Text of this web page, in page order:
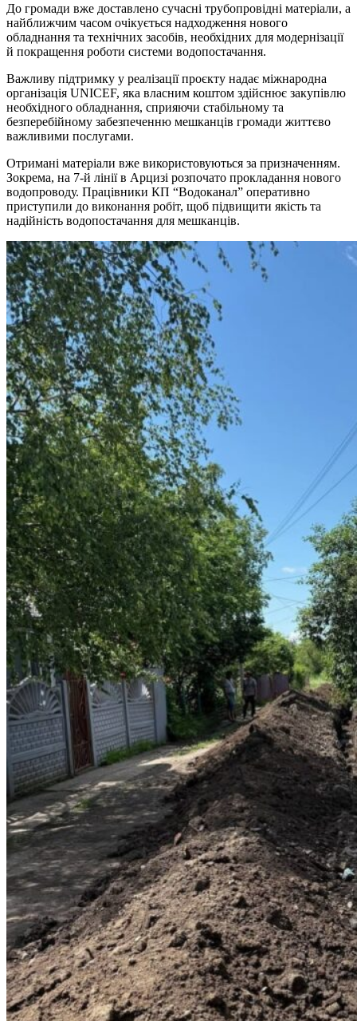
До громади вже доставлено сучасні трубопровідні матеріали, а
найближчим часом очікується надходження нового
обладнання та технічних засобів, необхідних для модернізації
й покращення роботи системи водопостачання.
Важливу підтримку у реалізації проєкту надає міжнародна
організація UNICEF, яка власним коштом здійснює закупівлю
необхідного обладнання, сприяючи стабільному та
безперебійному забезпеченню мешканців громади життєво
важливими послугами.
Отримані матеріали вже використовуються за призначенням.
Зокрема, на 7-й лінії в Арцизі розпочато прокладання нового
водопроводу. Працівники КП “Водоканал” оперативно
приступили до виконання робіт, щоб підвищити якість та
надійність водопостачання для мешканців.